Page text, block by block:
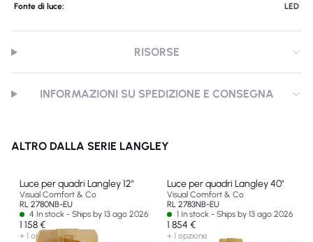
Fonte di luce: LED
RISORSE
INFORMAZIONI SU SPEDIZIONE E CONSEGNA
ALTRO DALLA SERIE LANGLEY
Luce per quadri Langley 12"
Visual Comfort & Co
RL 2780NB-EU
4 In stock - Ships by 13 ago 2026
1 158 €
+ 1 opzione
Luce per quadri Langley 40"
Visual Comfort & Co
RL 2783NB-EU
1 In stock - Ships by 13 ago 2026
1 854 €
+ 1 opzione